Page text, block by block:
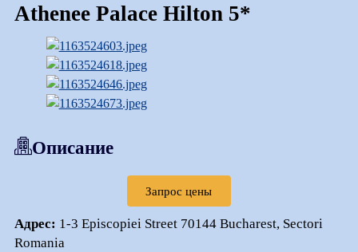
Athenee Palace Hilton 5*
Описание
Запрос цены
Адрес: 1-3 Episcopiei Street 70144 Bucharest, Sectori
Romania